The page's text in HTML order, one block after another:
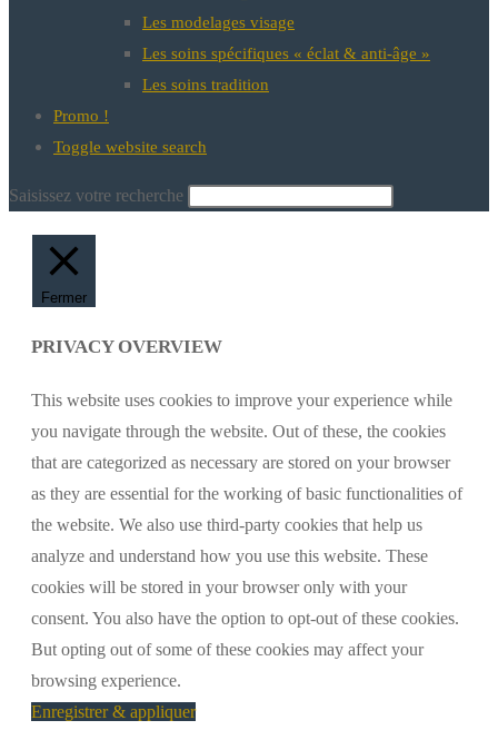
Les modelages visage
Les soins spécifiques « éclat & anti-âge »
Les soins tradition
Promo !
Toggle website search
Saisissez votre recherche
Fermer
PRIVACY OVERVIEW
This website uses cookies to improve your experience while
you navigate through the website. Out of these, the cookies
that are categorized as necessary are stored on your browser
as they are essential for the working of basic functionalities of
the website. We also use third-party cookies that help us
analyze and understand how you use this website. These
cookies will be stored in your browser only with your
consent. You also have the option to opt-out of these cookies.
But opting out of some of these cookies may affect your
browsing experience.
Enregistrer & appliquer